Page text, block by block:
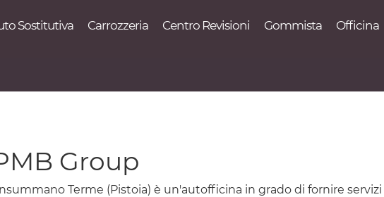
Sostitutiva Carrozzeria Centro Revisioni Gommista Officina
Group
Terme (Pistoia) è un'autofficina in grado di fornire